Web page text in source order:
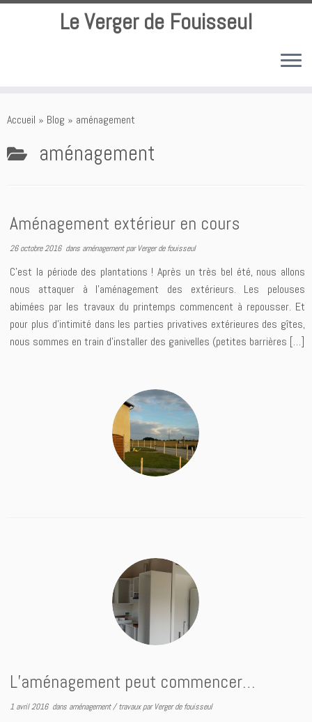
au
Le Verger de Fouisseul
Accueil » Blog » aménagement
aménagement
Aménagement extérieur en cours
26 octobre 2016dans aménagementparVerger de fouisseul
C’est la période des plantations ! Après un très bel été, nous allons
nous attaquer à l’aménagement des extérieurs. Les pelouses
abimées par les travaux du printemps commencent à repousser. Et
pour plus d’intimité dans les parties privatives extérieures des gîtes,
nous sommes en train d’installer des ganivelles (petites barrières […]
L’aménagement peut commencer…
1 avril 2016dans aménagement/travauxparVerger de fouisseul